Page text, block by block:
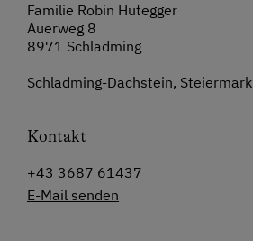
Familie Robin Hutegger
Auerweg 8
8971 Schladming
Schladming-Dachstein, Steiermark
Kontakt
+43 3687 61437
E-Mail senden